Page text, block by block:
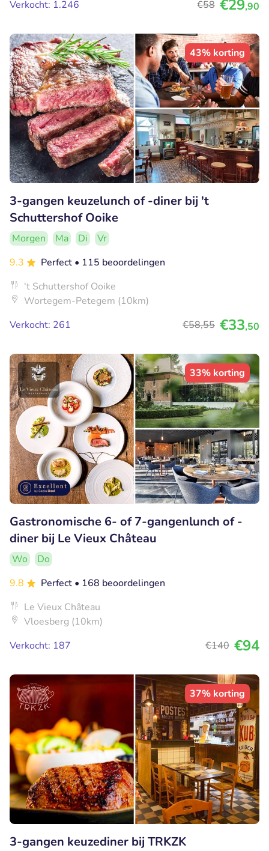
Verkocht: 1.246 €58 €29,90
43% korting
3-gangen keuzelunch of -diner bij 't
Schuttershof Ooike
Morgen Ma Di
Vr
9.3
Perfect • 115 beoordelingen
't Schuttershof Ooike
Wortegem-Petegem (10km)
Verkocht: 261
€58,55 €33,50
33% korting
Gastronomische 6- of 7-gangenlunch of -
diner bij Le Vieux Château
Wo
Do
9.8
Perfect • 168 beoordelingen
Le Vieux Château
Vloesberg (10km)
Verkocht: 187
€140 €94
37% korting
3-gangen keuzediner bij TRKZK